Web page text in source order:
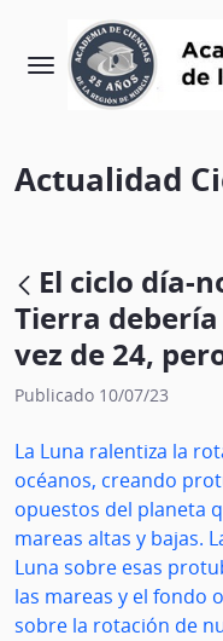
Actualidad
El ciclo día-
Tierra
vez de 24,
Publicado 10/07/23
La Luna ralentiza la
océanos, creando
opuestos del planeta
mareas altas y bajas.
Luna sobre esas
las mareas y el fondo
sobre la rotación de